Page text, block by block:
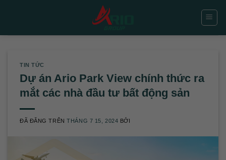
TIN TỨC
Dự án Ario Park View chính thức ra
mắt các nhà đầu tư bất động sản
ĐÃ ĐĂNG TRÊNTHÁNG 7 15, 2024 BỞI